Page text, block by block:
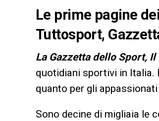
Le prime pagine
Tuttosport,
La Gazzetta dello Sport,
quotidiani sportivi in Italia.
quanto per gli appassionati
Sono decine di migliaia le